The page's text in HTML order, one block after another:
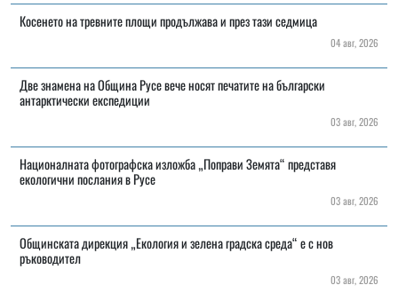
Косенето на тревните площи продължава и през тази седмица
04 авг, 2026
Две знамена на Община Русе вече носят печатите на български
антарктически експедиции
03 авг, 2026
Националната фотографска изложба „Поправи Земята“ представя
екологични послания в Русе
03 авг, 2026
Общинската дирекция „Екология и зелена градска среда“ е с нов
ръководител
03 авг, 2026